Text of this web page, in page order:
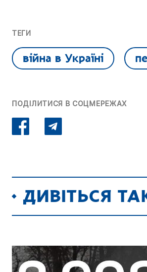
ТЕГИ
війна в Україні
ПОДІЛИТИСЯ В СОЦМЕРЕЖАХ
ДИВІТЬСЯ